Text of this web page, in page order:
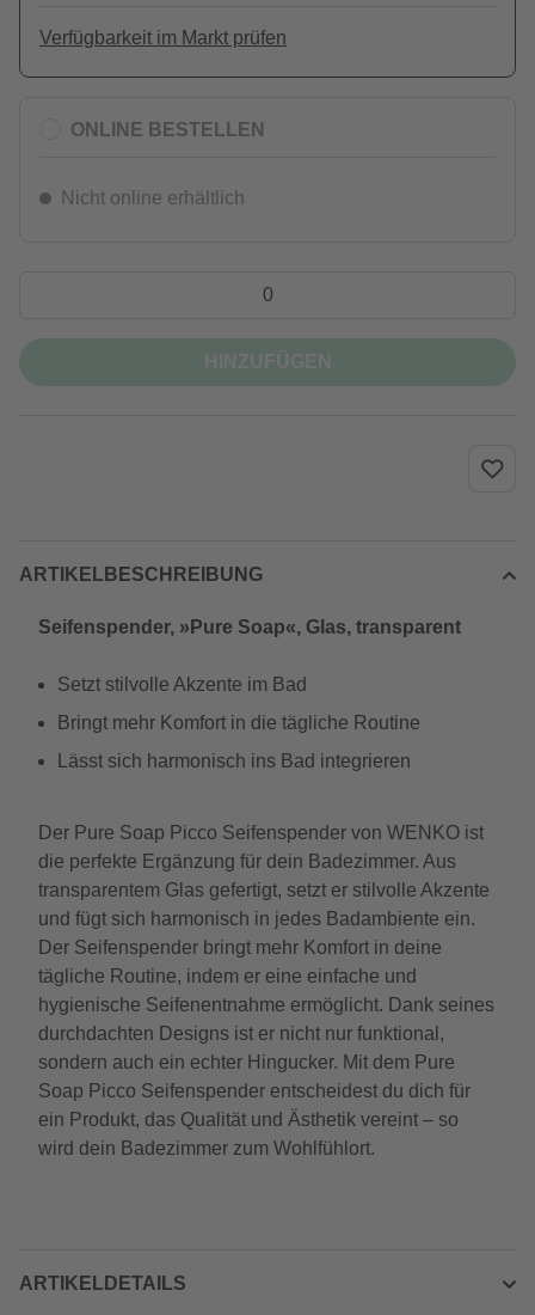
Verfügbarkeit im Markt prüfen
ONLINE BESTELLEN
Nicht online erhältlich
ARTIKELBESCHREIBUNG
Seifenspender, »Pure Soap«, Glas, transparent
Setzt stilvolle Akzente im Bad
Bringt mehr Komfort in die tägliche Routine
Lässt sich harmonisch ins Bad integrieren
Der Pure Soap Picco Seifenspender von WENKO ist
die perfekte Ergänzung für dein Badezimmer. Aus
transparentem Glas gefertigt, setzt er stilvolle Akzente
und fügt sich harmonisch in jedes Badambiente ein.
Der Seifenspender bringt mehr Komfort in deine
tägliche Routine, indem er eine einfache und
hygienische Seifenentnahme ermöglicht. Dank seines
durchdachten Designs ist er nicht nur funktional,
sondern auch ein echter Hingucker. Mit dem Pure
Soap Picco Seifenspender entscheidest du dich für
ein Produkt, das Qualität und Ästhetik vereint – so
wird dein Badezimmer zum Wohlfühlort.
ARTIKELDETAILS